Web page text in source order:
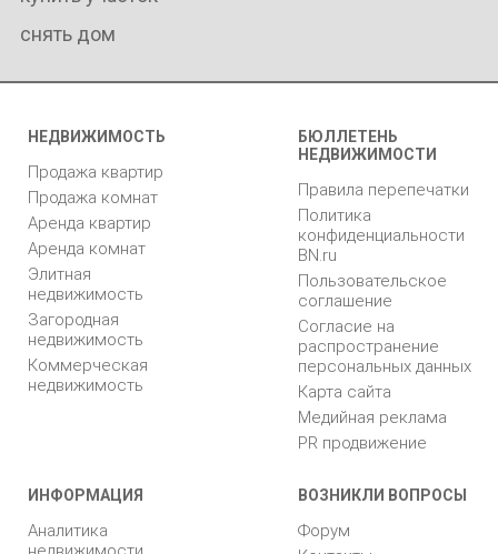
снять дом
НЕДВИЖИМОСТЬ
Продажа квартир
Продажа комнат
Аренда квартир
Аренда комнат
Элитная
недвижимость
Загородная
недвижимость
Коммерческая
недвижимость
БЮЛЛЕТЕНЬ
НЕДВИЖИМОСТИ
Правила перепечатки
Политика
конфиденциальности
BN.ru
Пользовательское
соглашение
Согласие на
распространение
персональных данных
Карта сайта
Медийная реклама
PR продвижение
ИНФОРМАЦИЯ
Аналитика
ВОЗНИКЛИ ВОПРОСЫ
Форум